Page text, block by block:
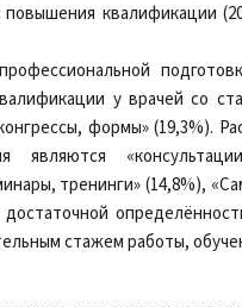
квалификации
у врачей со
формы» (19,3%).
являются
тренинги» (14,8%),
стажем работы,